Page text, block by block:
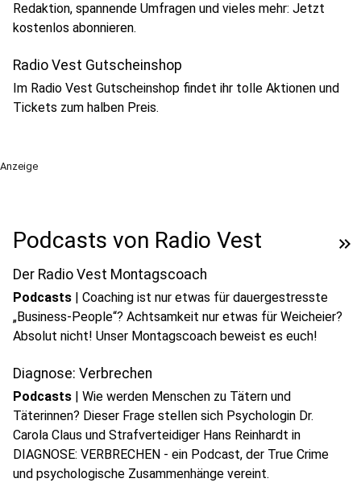
Redaktion, spannende Umfragen und vieles mehr: Jetzt
kostenlos abonnieren.
Radio Vest Gutscheinshop
Im Radio Vest Gutscheinshop findet ihr tolle Aktionen und
Tickets zum halben Preis.
Anzeige
Podcasts von Radio Vest keyboard_double_arrow_right
Der Radio Vest Montagscoach
Podcasts | Coaching ist nur etwas für dauergestresste
„Business-People“? Achtsamkeit nur etwas für Weicheier?
Absolut nicht! Unser Montagscoach beweist es euch!
Diagnose: Verbrechen
Podcasts | Wie werden Menschen zu Tätern und
Täterinnen? Dieser Frage stellen sich Psychologin Dr.
Carola Claus und Strafverteidiger Hans Reinhardt in
DIAGNOSE: VERBRECHEN - ein Podcast, der True Crime
und psychologische Zusammenhänge vereint.